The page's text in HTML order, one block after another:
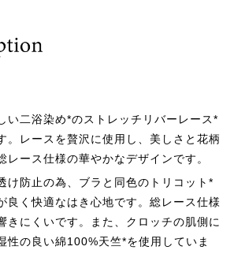
い二浴染め*のストレッチリバーレース*
。レースを贅沢に使用し、美しさと花柄
レース仕様の華やかなデザインです。
け防止の為、ブラと同色のトリコット*
良く快適なはき心地です。総レース仕様
きにくいです。また、クロッチの肌側に
性の良い綿100%天竺*を使用していま